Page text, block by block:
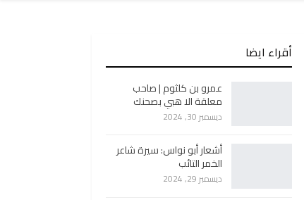
أقراء ايضا
عمرو بن كلثوم | صاحب
معلقة الا هبي بصحنك
ديسمبر 30, 2024
أشعار أبو نواس: سيرة شاعر
الخمر التائب
ديسمبر 29, 2024